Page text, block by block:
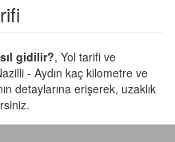
gidilir?, Yol tarifi ve
- Aydın kaç kilometre ve
detaylarına erişerek, uzaklık